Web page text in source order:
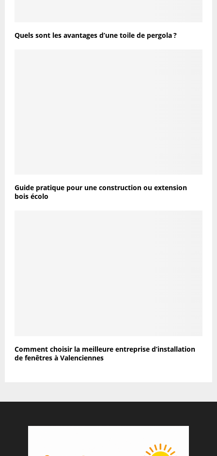
Quels sont les avantages d’une toile de pergola ?
Guide pratique pour une construction ou extension
bois écolo
Comment choisir la meilleure entreprise d’installation
de fenêtres à Valenciennes